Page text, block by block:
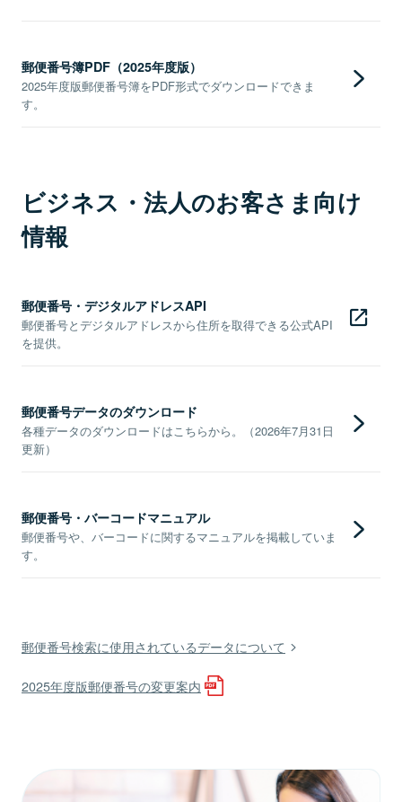
郵便番号簿PDF（2025年度版）
2025年度版郵便番号簿をPDF形式でダウンロードできま
す。
ビジネス・法人のお客さま向け
情報
郵便番号・デジタルアドレスAPI
郵便番号とデジタルアドレスから住所を取得できる公式API
を提供。
郵便番号データのダウンロード
各種データのダウンロードはこちらから。（2026年7月31日
更新）
郵便番号・バーコードマニュアル
郵便番号や、バーコードに関するマニュアルを掲載していま
す。
郵便番号検索に使用されているデータについて
2025年度版郵便番号の変更案内